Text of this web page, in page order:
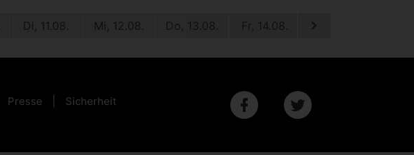
Di, 11.08. Mi, 12.08. Do, 13.08. Fr, 14.08. Sa, 15.08.
Presse Sicherheit